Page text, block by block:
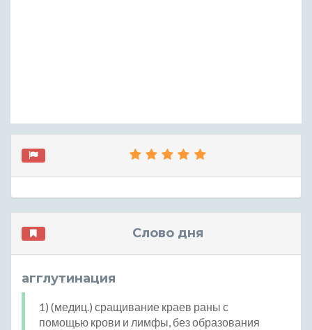
Слово дня
агглутинация
1) (медиц.) сращивание краев раны с
помощью крови и лимфы, без образования